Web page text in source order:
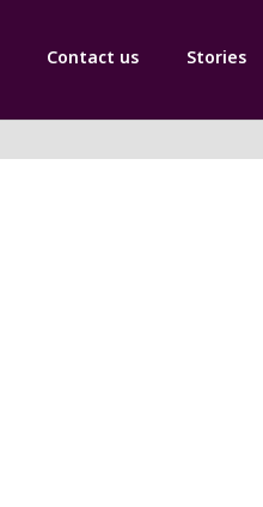
Contact us Stories